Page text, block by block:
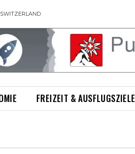
SWITZERLAND
FREIZEIT & AUSFLUGSZIELE